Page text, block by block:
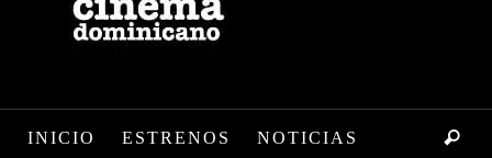
INICIO ESTRENOS NOTICIAS